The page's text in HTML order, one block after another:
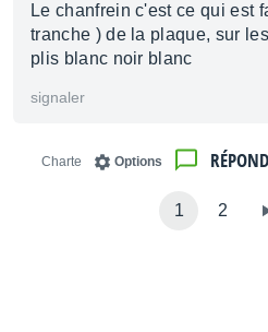
Le chanfrein c'est ce qui est
tranche ) de la plaque, sur
plis blanc noir blanc
signaler
Options
Charte
1 2